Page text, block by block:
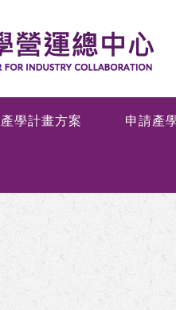
產學計畫方案 申請產